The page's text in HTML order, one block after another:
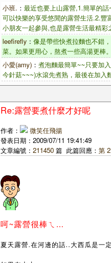
小班. ： 最近也要上山露營,1.簡單的
可以快樂的享受悠閒的露營生活.2.
小朋友一起參與,也是露營生活最精彩
leefirefly ： 像是帶些快煮拉麵也不錯
菜。如果更用心，熬煮一些高湯更棒
小愛(amy) ： 煮泡麵最簡單~~只要加
今針菇~~~)水滾先煮熟，最後在加入
Re:露營要煮什麼才好呢
作者：
微笑任飛揚
發表日期：2009/07/11 19:41:49
文章編號： 211450 篇 此篇回應： 第
呵~露營很棒ㄟ...
夏天露營.在河邊的話..大西瓜是一